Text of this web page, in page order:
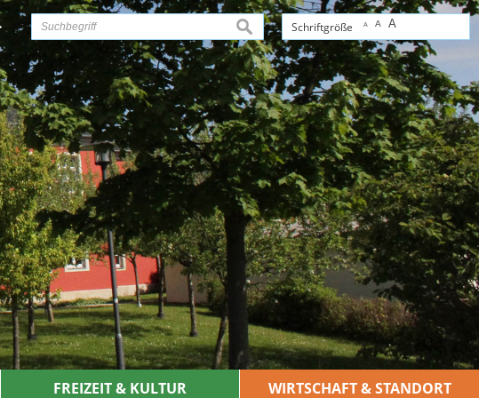
Schriftgröße A A A
suchen
FREIZEIT & KULTUR WIRTSCHAFT & STANDORT